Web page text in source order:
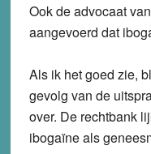
Ook de advocaat
aangevoerd dat
Als ik het goed zie,
gevolg van de
over. De rechtbank
ibogaïne als